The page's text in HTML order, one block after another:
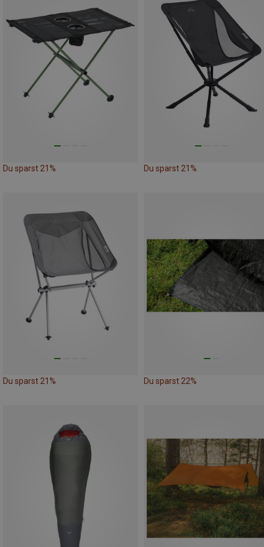
Du sparst 21% Du sparst 21%
Du sparst 21% Du sparst 22%